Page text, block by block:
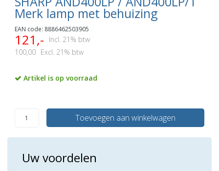
Merk lamp met behuizing
EAN code: 8886462503905
121,-
Incl. 21% btw
100,00 Excl. 21% btw
Artikel is op voorraad
Toevoegen aan winkelwagen
Uw voordelen